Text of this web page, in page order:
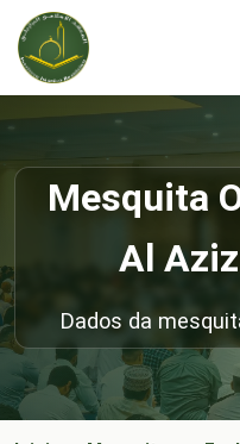
Mesquita
Al
Dados da